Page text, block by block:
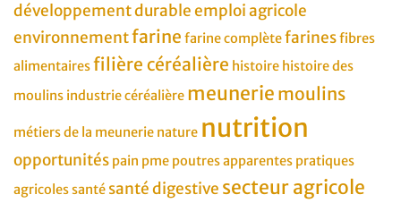
développement durableemploi agricole
environnementfarine farine complètefarinesfibres
alimentairesfilière céréalière histoire histoire des
moulins industrie céréalière meunerie moulins
métiers de la meunerie nature nutrition
opportunités pain pme poutres apparentes pratiques
agricolessanté santé digestive secteur agricole